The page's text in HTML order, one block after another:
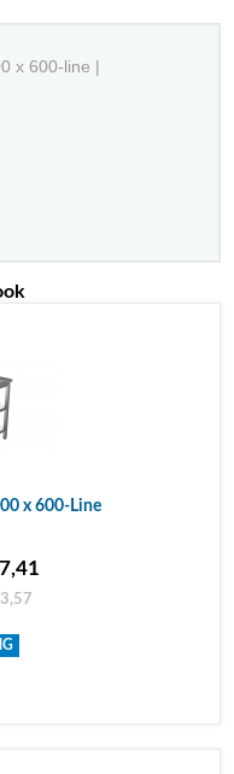
x 600-line |
x 600-Line